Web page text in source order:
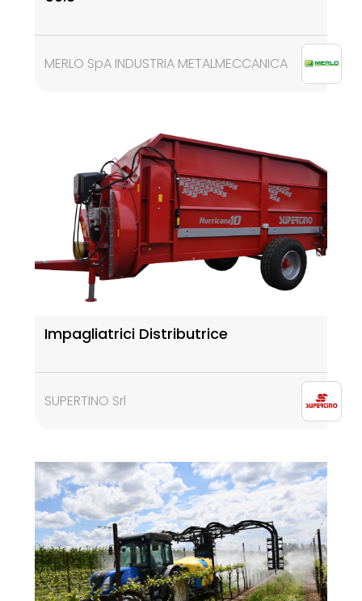
MERLO SpA INDUSTRIA METALMECCANICA
Impagliatrici Distributrice
SUPERTINO Srl